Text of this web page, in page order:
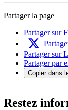
Partager la page
Partager sur
Partager sur
Partager par
Copier dans
Restez